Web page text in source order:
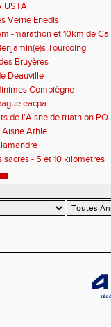
USTA
Verne Enedis
marathon et 10km de
Tourcoing
Bruyères
Deauville
Compiègne
eacpa
de l'Aisne de triathlon PO
Aisne Athle
sacres - 5 et 10 kilometres